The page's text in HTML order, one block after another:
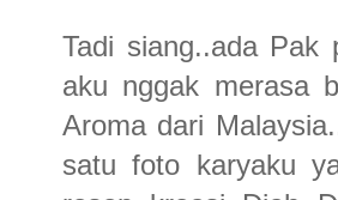
Tadi siang..ada Pak
aku nggak merasa
Aroma dari
satu foto karyaku